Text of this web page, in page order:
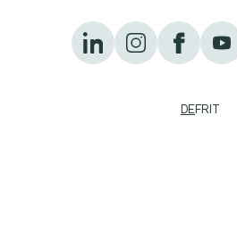
DEFRIT